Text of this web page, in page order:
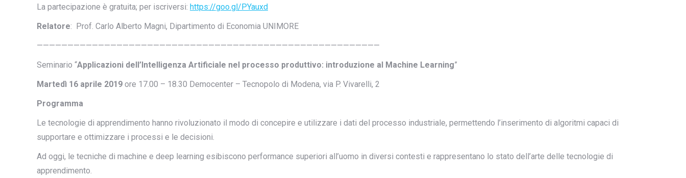
La partecipazione è gratuita; per iscriversi: https://goo.gl/PYauxd
Relatore: Prof. Carlo Alberto Magni, Dipartimento di Economia UNIMORE
————————————————————————————————————————————————————————
Seminario “Applicazioni dell’Intelligenza Artificiale nel processo produttivo: introduzione al Machine Learning”
Martedì 16 aprile 2019 ore 17.00 – 18.30 Democenter – Tecnopolo di Modena, via P. Vivarelli, 2
Programma
Le tecnologie di apprendimento hanno rivoluzionato il modo di concepire e utilizzare i dati del processo industriale, permettendo l’inserimento di algoritmi capaci di
supportare e ottimizzare i processi e le decisioni.
Ad oggi, le tecniche di machine e deep learning esibiscono performance superiori all’uomo in diversi contesti e rappresentano lo stato dell’arte delle tecnologie di
apprendimento.